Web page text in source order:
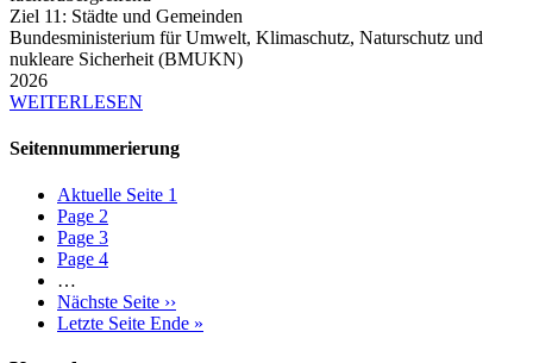
Ziel 11: Städte und Gemeinden
Bundesministerium für Umwelt, Klimaschutz, Naturschutz und
nukleare Sicherheit (BMUKN)
2026
WEITERLESEN
Seitennummerierung
Aktuelle Seite 1
Page 2
Page 3
Page 4
…
Nächste Seite ››
Letzte Seite Ende »